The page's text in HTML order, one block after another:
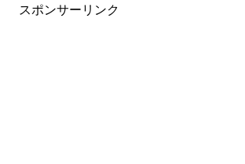
スポンサーリンク